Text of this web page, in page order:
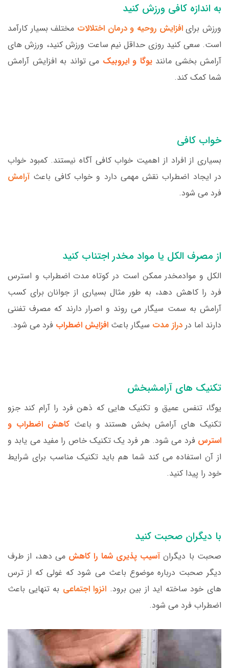
به اندازه کافی ورزش کنید
ورزش برایافزایش روحیه و درمان اختلالات مختلف بسیار کارآمد
است. سعی کنید روزی حداقل نیم ساعت ورزش کنید، ورزش های
آرامش بخشی مانندیوگا و ایروبیک می تواند به افزایش آرامش
شما کمک کند.
خواب کافی
بسیاری از افراد از اهمیت خواب کافی آگاه نیستند. کمبود خواب
در ایجاد اضطراب نقش مهمی دارد و خواب کافی باعثآرامش
فرد می شود.
از مصرف الکل یا مواد مخدر اجتناب کنید
الکل و موادمخدر ممکن است در کوتاه مدت اضطراب و استرس
فرد را کاهش دهد، به طور مثال بسیاری از جوانان برای کسب
آرامش به سمت سیگار می روند و اصرار دارند که مصرف تفننی
دارند اما در دراز مدت سیگار باعث افزایش اضطراب فرد می شود.
تکنیک های آرامشبخش
یوگا، تنفس عمیق و تکنیک هایی که ذهن فرد را آرام کند جزو
تکنیک های آرامش بخش هستند و باعث کاهش اضطراب و
استرس فرد می شود. هر فرد یک تکنیک خاص را مفید می یابد و
از آن استفاده می کند شما هم باید تکنیک مناسب برای شرایط
خود را پیدا کنید.
با دیگران صحبت کنید
صحبت با دیگرانآسیب پذیری شما را کاهش می دهد، از طرف
دیگر صحبت درباره موضوع باعث می شود که غولی که از ترس
های خود ساخته اید از بین برود. انزوا اجتماعی به تنهایی باعث
اضطراب فرد می شود.